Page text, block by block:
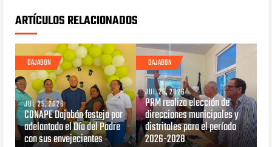
ARTÍCULOS RELACIONADOS
DAJABON
JUL 25, 2026
CONAPE Dajabón festeja por
adelantado el Día del Padre
con sus envejecientes
DAJABON
JUL 25, 2026
PRM realiza elección de
direcciones municipales y
distritales para el período
2026-2028